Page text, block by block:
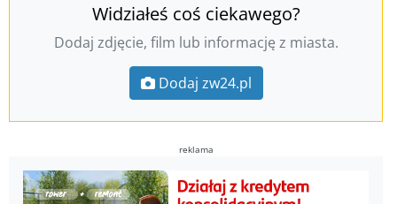
Widziałeś coś ciekawego?
Dodaj zdjęcie, film lub informację z miasta.
Dodaj zw24.pl
reklama